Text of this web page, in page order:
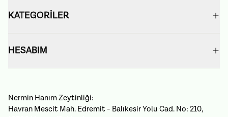
KATEGORİLER
HESABIM
Nermin Hanım Zeytinliği:
Havran Mescit Mah. Edremit - Balıkesir Yolu Cad. No: 210,